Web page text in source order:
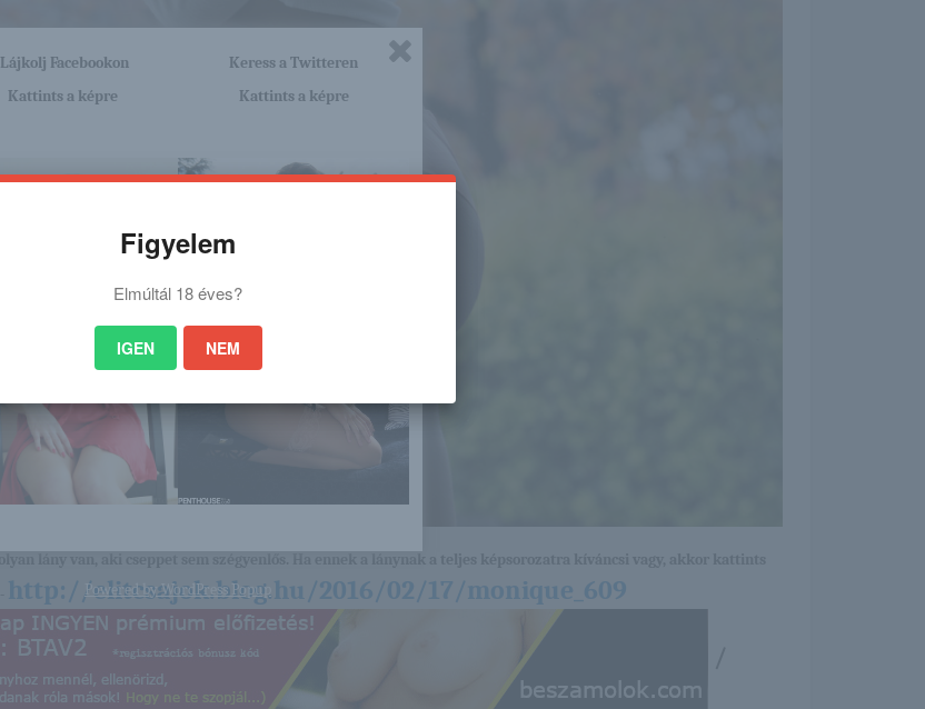
http://elitcsajok.blog.hu/2016/02/17/monique_609
Lájkolj Facebookon
Kattints a képre
Keress a Twitteren
Kattints a képre
Powered byWordPress Popup
Figyelem
Elmúltál 18 éves?
IGEN NEM